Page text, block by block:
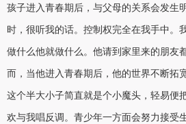
孩子进入青春期后，与父母的关系会发生
时，很听我的话。控制权完全在我手中。
做什么他就做什么。他请到家里来的朋友
而，当他进入青春期后，他的世界不断拓
这个半大小子简直就是个小魔头，轻易便
欢与我唱反调。青少年一方面会努力接受